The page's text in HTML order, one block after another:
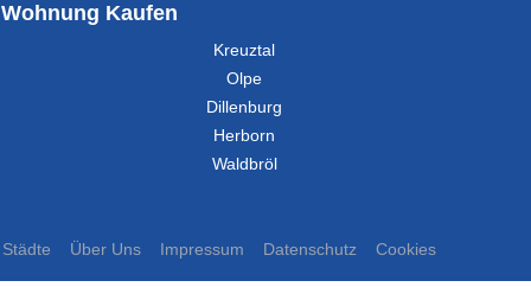
Wohnung Kaufen
Kreuztal
Olpe
Dillenburg
Herborn
Waldbröl
Städte Über Uns Impressum Datenschutz Cookies